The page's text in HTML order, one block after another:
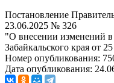
Постановление
23.06.2025 № 326
"О внесении изменений в
Забайкальского края от
Номер опубликования:
Дата опубликования: